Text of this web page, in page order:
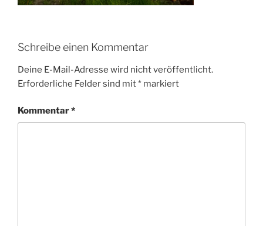
Schreibe einen Kommentar
Deine E-Mail-Adresse wird nicht veröffentlicht.
Erforderliche Felder sind mit* markiert
Kommentar*